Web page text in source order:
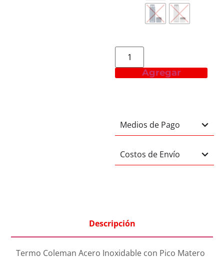
Agregar
Medios de Pago
Costos de Envío
Descripción
Termo Coleman Acero Inoxidable con Pico Matero